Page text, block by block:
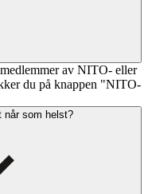
av NITO- eller
du på knappen "NITO-
når som helst?